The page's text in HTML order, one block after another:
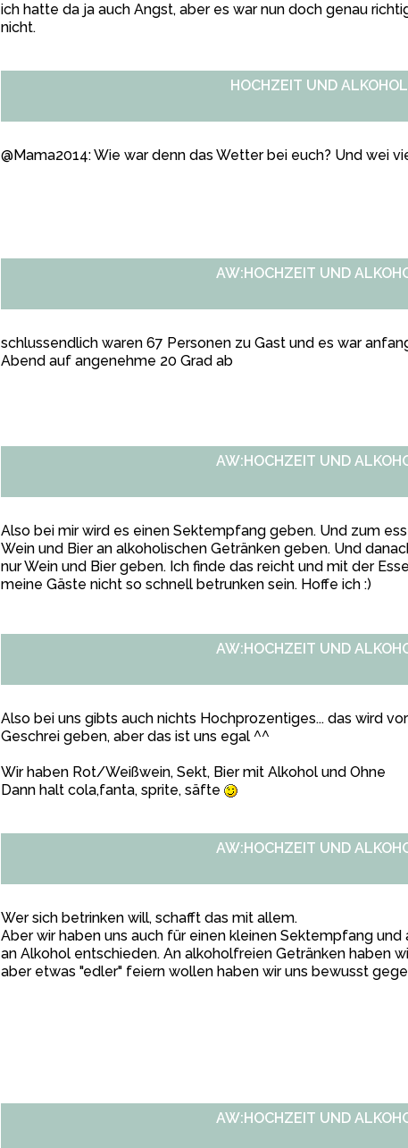
ich hatte da ja auch Angst, aber es war nun doch genau
nicht.
HOCHZEIT UND ALKOHOL
@Mama2014: Wie war denn das Wetter bei euch? Und wei
AW:HOCHZEIT UND
schlussendlich waren 67 Personen zu Gast und es war
Abend auf angenehme 20 Grad ab
AW:HOCHZEIT UND
Also bei mir wird es einen Sektempfang geben. Und zum
Wein und Bier an alkoholischen Getränken geben. Und
nur Wein und Bier geben. Ich finde das reicht und mit der
meine Gäste nicht so schnell betrunken sein. Hoffe ich :)
AW:HOCHZEIT UND
Also bei uns gibts auch nichts Hochprozentiges... das wird
Geschrei geben, aber das ist uns egal ^^
Wir haben Rot/Weißwein, Sekt, Bier mit Alkohol und Ohne
Dann halt cola,fanta, sprite, säfte
AW:HOCHZEIT UND
Wer sich betrinken will, schafft das mit allem.
Aber wir haben uns auch für einen kleinen Sektempfang
an Alkohol entschieden. An alkoholfreien Getränken haben
aber etwas "edler" feiern wollen haben wir uns bewusst
AW:HOCHZEIT UND